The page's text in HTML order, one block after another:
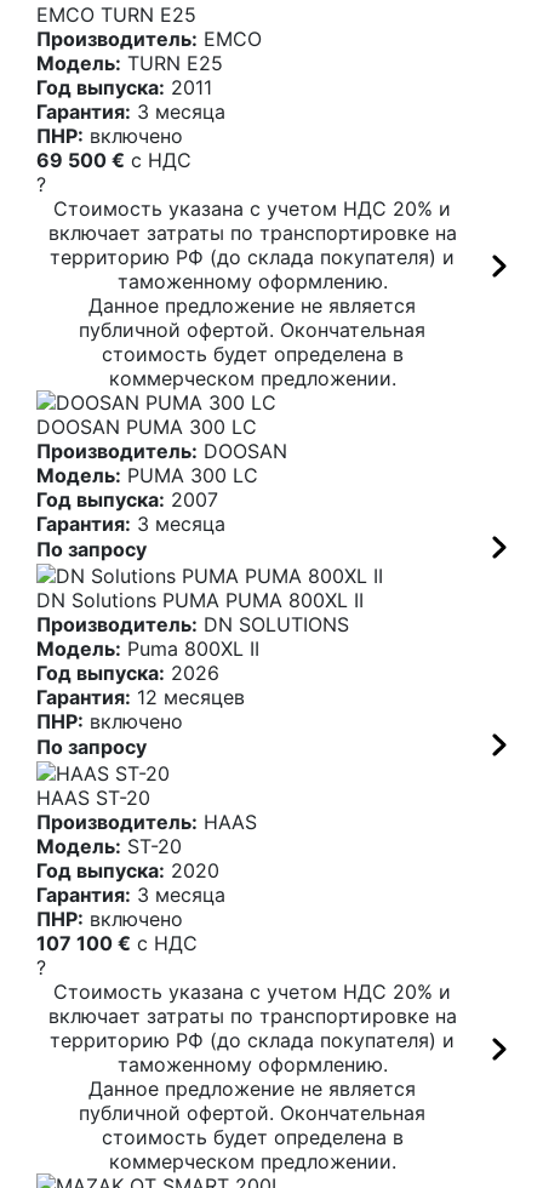
EMCO TURN E25
Производитель: EMCO
Модель: TURN E25
Год выпуска: 2011
Гарантия: 3 месяца
ПНР: включено
69 500 € c НДС
?
Стоимость указана с учетом НДС 20% и
включает затраты по транспортировке на
территорию РФ (до склада покупателя) и
таможенному оформлению.
Данное предложение не является
публичной офертой. Окончательная
стоимость будет определена в
коммерческом предложении.
DOOSAN PUMA 300 LC
Производитель: DOOSAN
Модель: PUMA 300 LC
Год выпуска: 2007
Гарантия: 3 месяца
По запросу
DN Solutions PUMA PUMA 800XL II
Производитель: DN SOLUTIONS
Модель: Puma 800XL II
Год выпуска: 2026
Гарантия: 12 месяцев
ПНР: включено
По запросу
HAAS ST-20
Производитель: HAAS
Модель: ST-20
Год выпуска: 2020
Гарантия: 3 месяца
ПНР: включено
107 100 € c НДС
?
Стоимость указана с учетом НДС 20% и
включает затраты по транспортировке на
территорию РФ (до склада покупателя) и
таможенному оформлению.
Данное предложение не является
публичной офертой. Окончательная
стоимость будет определена в
коммерческом предложении.